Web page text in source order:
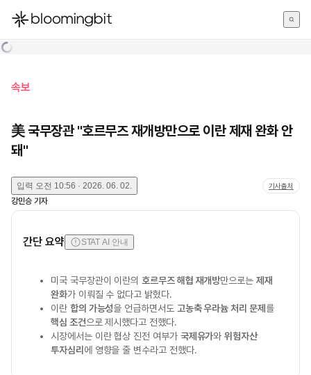
한국어
속보
美 국무장관 "호르무즈 재개방만으로 이란 제재 완화 안
돼"
입력 오전 10:56 · 2026. 06. 02. 기사출처
강민승 기자
간단 요약 STAT AI 안내
미국 국무장관이 이란의 호르무즈 해협 재개방만으로는 제재
완화가 이뤄질 수 없다고 밝혔다.
이란 합의 가능성을 언급하면서도 고농축 우라늄 처리 문제 를
핵심 조건으로 제시했다고 전했다.
시장에서는 이란 협상 진전 여부가 국제유가와위험자산
투자심리 에 영향을 줄 변수라고 전했다.